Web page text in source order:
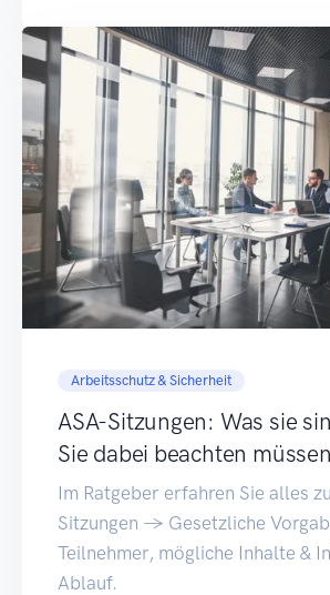
Arbeitsschutz & Sicherheit
ASA-Sitzungen: Was sie
Sie dabei beachten müssen
Im Ratgeber erfahren Sie alles
Sitzungen → Gesetzliche
Teilnehmer, mögliche Inhalte &
Ablauf.